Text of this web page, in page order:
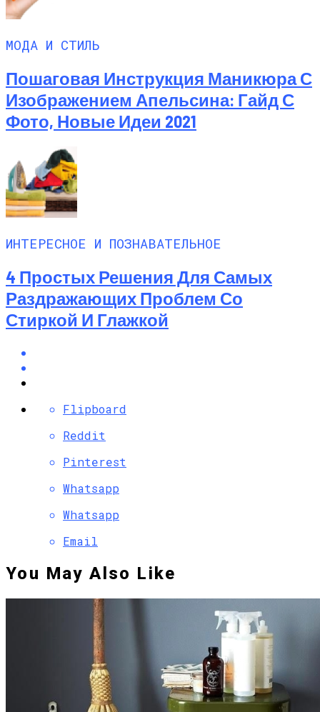
МОДА И СТИЛЬ
Пошаговая Инструкция Маникюра С
Изображением Апельсина: Гайд С
Фото, Новые Идеи 2021
ИНТЕРЕСНОЕ И ПОЗНАВАТЕЛЬНОЕ
4 Простых Решения Для Самых
Раздражающих Проблем Со
Стиркой И Глажкой
Flipboard
Reddit
Pinterest
Whatsapp
Whatsapp
Email
You May Also Like